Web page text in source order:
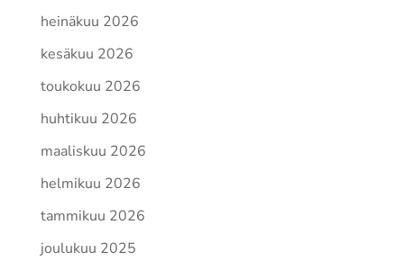
heinäkuu 2026
kesäkuu 2026
toukokuu 2026
huhtikuu 2026
maaliskuu 2026
helmikuu 2026
tammikuu 2026
joulukuu 2025